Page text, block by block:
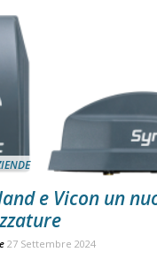
e Vicon un
27 Settembre 2024